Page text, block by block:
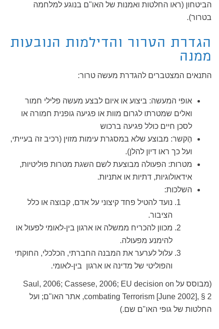
הביטחון (ראו החלטות ואמנות של האו"ם בנוגע למלחמה
בטרור).
הגדרת הטרור והדילמות הנובעות
ממנה
התנאים המצטברים להגדרת מעשה טרור:
אופי המעשה: ביצוע או איום לבצע מעשה פלילי חמור
ואלים שמטרתו לגרום מוות או פגיעה גופנית חמורה או
לסכן חיים כולל פגיעה ברכוש
הֶקשר: מבוצע שלא במסגרת עימות מזוין (רכיב זה בעייתי,
ועל כך ראו דיון להלן).
מטרות: הפעולה מבוצעת לשם השגת מטרות פוליטיות,
אידאולוגיות, דתיות או אתניות.
השלכות:
נועד להטיל פחד קיצוני על אדם, קבוצה או כלל
הציבור.
מכוון להכריח ממשלה או ארגון בין-לאומי לפעול או
להימנע מפעולה.
עלול לערער את המבנה החברתי, הכלכלי, החוקתי
והפוליטי של מדינה או ארגון בין-לאומי.
(מבוסס על Saul, 2006; Cassese, 2006; EU decision on
combating Terrorism [June 2002], § 2, אתר האו"ם; ועל
החלטות של גופי האו"ם שם.)